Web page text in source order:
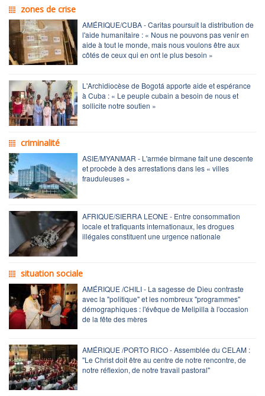
zones de crise
AMÉRIQUE/CUBA - Caritas poursuit la distribution de
l'aide humanitaire : « Nous ne pouvons pas venir en
aide à tout le monde, mais nous voulons être aux
côtés de ceux qui en ont le plus besoin »
L'Archidiocèse de Bogotá apporte aide et espérance
à Cuba : « Le peuple cubain a besoin de nous et
sollicite notre soutien »
criminalité
ASIE/MYANMAR - L'armée birmane fait une descente
et procède à des arrestations dans les « villes
frauduleuses »
AFRIQUE/SIERRA LEONE - Entre consommation
locale et trafiquants internationaux, les drogues
illégales constituent une urgence nationale
situation sociale
AMÉRIQUE /CHILI - La sagesse de Dieu contraste
avec la "politique" et les nombreux "programmes"
démographiques : l'évêque de Melipilla à l'occasion
de la fête des mères
AMÉRIQUE /PORTO RICO - Assemblée du CELAM :
"Le Christ doit être au centre de notre rencontre, de
notre réflexion, de notre travail pastoral"